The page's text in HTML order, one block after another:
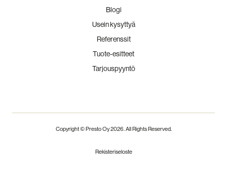
Blogi
Usein kysyttyä
Referenssit
Tuote-esitteet
Tarjouspyyntö
Copyright © Presto Oy2026. All Rights Reserved.
Rekisteriseloste